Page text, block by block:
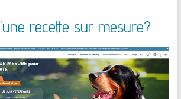
recette sur mesure?